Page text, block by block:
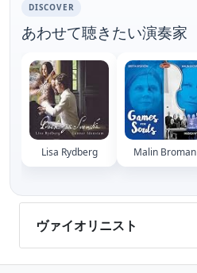
DISCOVER
あわせて聴きたい演奏家
Lisa Rydberg Malin Broman
ヴァイオリニスト